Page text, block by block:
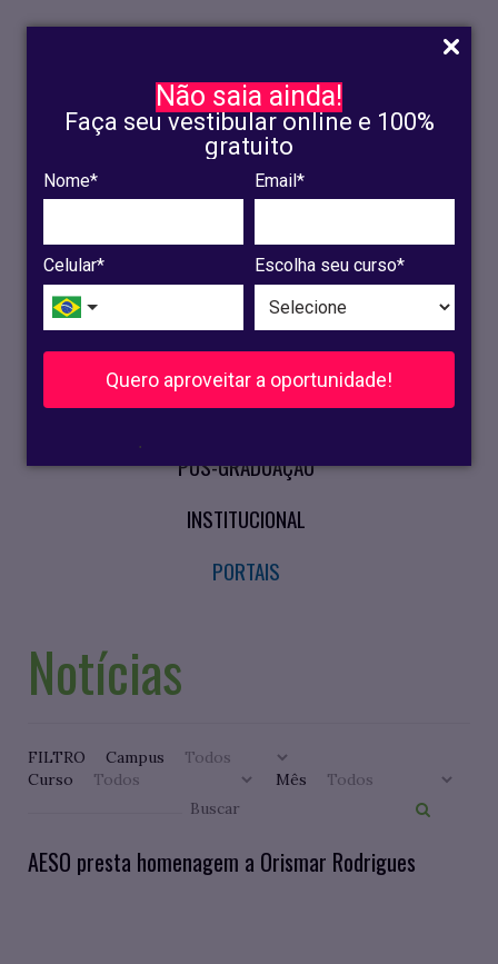
Não saia ainda!
Faça seu vestibular online e 100%
gratuito
Nome* Email*
Celular* Escolha seu curso*
Quero aproveitar a oportunidade!
.
INSCRIÇÃO
OLINDA
RECIFE
VESTIBULAR
CURSOS PRESENCIAIS
PÓS-GRADUAÇÃO
INSTITUCIONAL
PORTAIS
Notícias
FILTRO
Campus
Curso
Mês
AESO presta homenagem a Orismar Rodrigues